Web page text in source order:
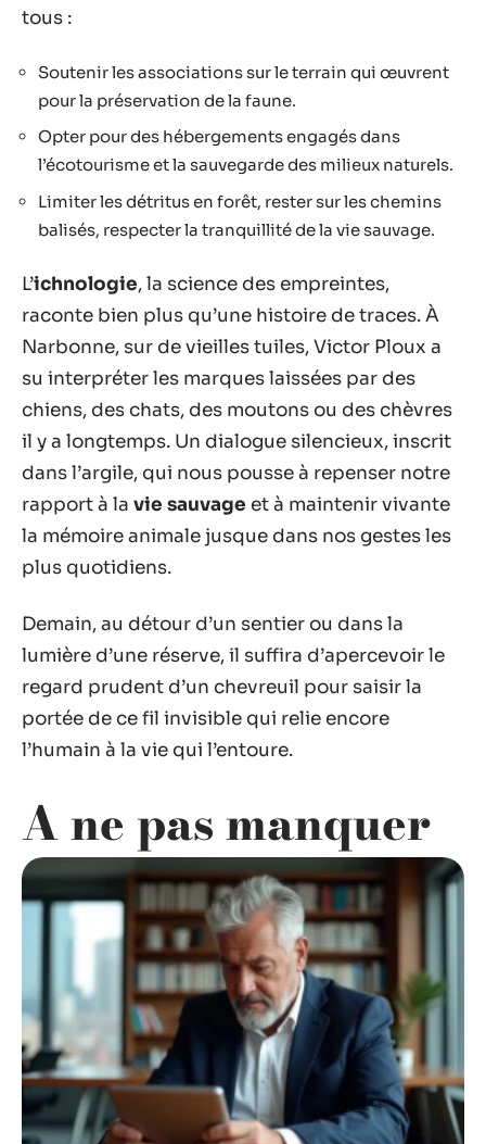
tous :
Soutenir les associations sur le terrain qui œuvrent
pour la préservation de la faune.
Opter pour des hébergements engagés dans
l’écotourisme et la sauvegarde des milieux naturels.
Limiter les détritus en forêt, rester sur les chemins
balisés, respecter la tranquillité de la vie sauvage.
L’ichnologie, la science des empreintes,
raconte bien plus qu’une histoire de traces. À
Narbonne, sur de vieilles tuiles, Victor Ploux a
su interpréter les marques laissées par des
chiens, des chats, des moutons ou des chèvres
il y a longtemps. Un dialogue silencieux, inscrit
dans l’argile, qui nous pousse à repenser notre
rapport à la vie sauvage et à maintenir vivante
la mémoire animale jusque dans nos gestes les
plus quotidiens.
Demain, au détour d’un sentier ou dans la
lumière d’une réserve, il suffira d’apercevoir le
regard prudent d’un chevreuil pour saisir la
portée de ce fil invisible qui relie encore
l’humain à la vie qui l’entoure.
A ne pas manquer